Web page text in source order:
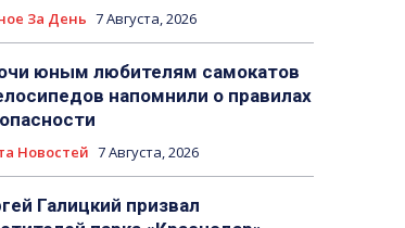
За День 7 Августа, 2026
юным любителям самокатов
напомнили о правилах
Новостей 7 Августа, 2026
Галицкий призвал